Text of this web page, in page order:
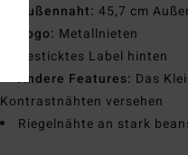
Außennaht: 45,7 cm
Logo: Metallnieten
Besticktes Label hinten
Andere Features: Das
Kontrastnähten versehen
Riegelnähte an stark